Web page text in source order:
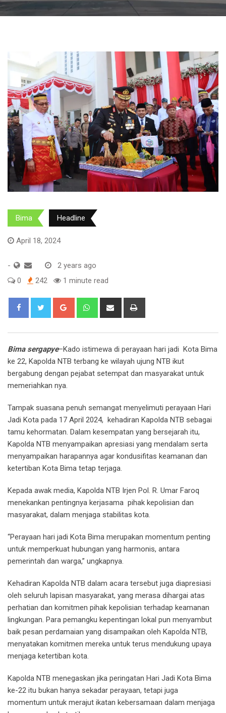
Bima Headline
April 18, 2024
-
2 years ago
0
242 1 minute read
Google+ WhatsappShare
Bima sergapye–Kado istimewa di perayaan hari jadi Kota Bima
ke 22, Kapolda NTB terbang ke wilayah ujung NTB ikut
bergabung dengan pejabat setempat dan masyarakat untuk
memeriahkan nya.
Tampak suasana penuh semangat menyelimuti perayaan Hari
Jadi Kota pada 17 April 2024, kehadiran Kapolda NTB sebagai
tamu kehormatan. Dalam kesempatan yang bersejarah itu,
Kapolda NTB menyampaikan apresiasi yang mendalam serta
menyampaikan harapannya agar kondusifitas keamanan dan
ketertiban Kota Bima tetap terjaga.
Kepada awak media, Kapolda NTB Irjen Pol. R. Umar Faroq
menekankan pentingnya kerjasama pihak kepolisian dan
masyarakat, dalam menjaga stabilitas kota.
“Perayaan hari jadi Kota Bima merupakan momentum penting
untuk memperkuat hubungan yang harmonis, antara
pemerintah dan warga,” ungkapnya.
Kehadiran Kapolda NTB dalam acara tersebut juga diapresiasi
oleh seluruh lapisan masyarakat, yang merasa dihargai atas
perhatian dan komitmen pihak kepolisian terhadap keamanan
lingkungan. Para pemangku kepentingan lokal pun menyambut
baik pesan perdamaian yang disampaikan oleh Kapolda NTB,
menyatakan komitmen mereka untuk terus mendukung upaya
menjaga ketertiban kota.
Kapolda NTB menegaskan jika peringatan Hari Jadi Kota Bima
ke-22 itu bukan hanya sekadar perayaan, tetapi juga
momentum untuk merajut ikatan kebersamaan dalam menjaga